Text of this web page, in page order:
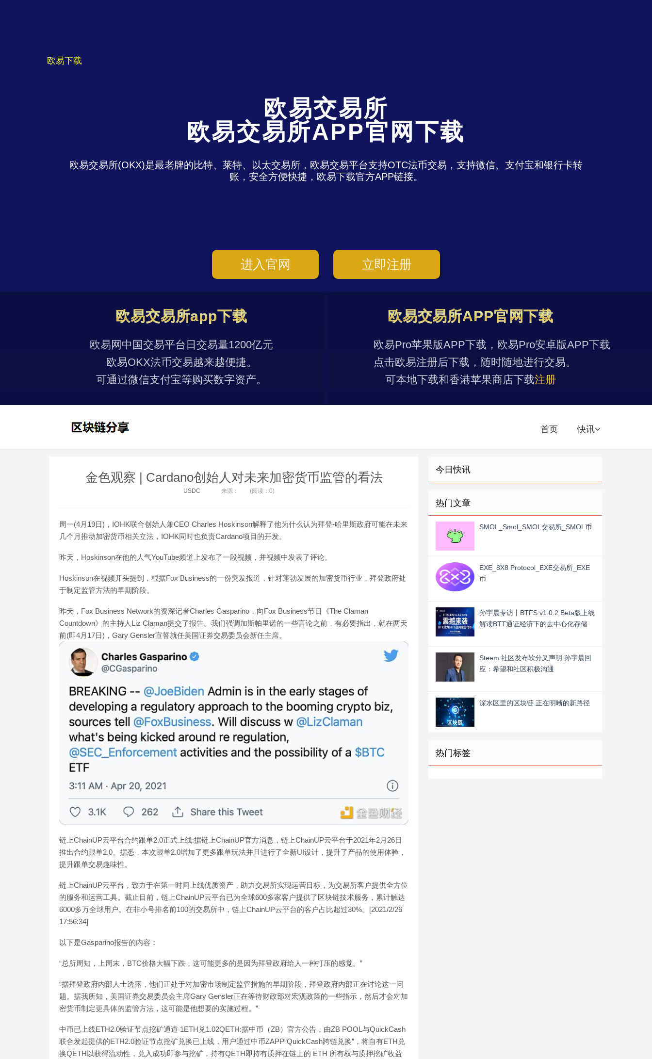
欧易下载
欧易交易所
欧易交易所APP官网下载
欧易交易所(OKX)是最老牌的比特、莱特、以太交易所，欧易交易平台支持OTC法币交易，支持微信、支付宝和银行卡转
账，安全方便快捷，欧易下载官方APP链接。
进入官网 立即注册
欧易交易所app下载
欧易网中国交易平台日交易量1200亿元
欧易OKX法币交易越来越便捷。
可通过微信支付宝等购买数字资产。
欧易交易所APP官网下载
欧易Pro苹果版APP下载，欧易Pro安卓版APP下载
点击欧易注册后下载，随时随地进行交易。
可本地下载和香港苹果商店下载注册
首页 快讯
金色观察 | Cardano创始人对未来加密货币监管的看法
USDC 来源： (阅读：0)
周一(4月19日)，IOHK联合创始人兼CEO Charles Hoskinson解释了他为什么认为拜登-哈里斯政府可能在未来
几个月推动加密货币相关立法，IOHK同时也负责Cardano项目的开发。
昨天，Hoskinson在他的人气YouTube频道上发布了一段视频，并视频中发表了评论。
Hoskinson在视频开头提到，根据Fox Business的一份突发报道，针对蓬勃发展的加密货币行业，拜登政府处
于制定监管方法的早期阶段。
昨天，Fox Business Network的资深记者Charles Gasparino，向Fox Business节目《The Claman
Countdown》的主持人Liz Claman提交了报告。我们强调加斯帕里诺的一些言论之前，有必要指出，就在两天
前(即4月17日)，Gary Gensler宣誓就任美国证券交易委员会新任主席。
链上ChainUP云平台合约跟单2.0正式上线:据链上ChainUP官方消息，链上ChainUP云平台于2021年2月26日
推出合约跟单2.0。据悉，本次跟单2.0增加了更多跟单玩法并且进行了全新UI设计，提升了产品的使用体验，
提升跟单交易趣味性。
链上ChainUP云平台，致力于在第一时间上线优质资产，助力交易所实现运营目标，为交易所客户提供全方位
的服务和运营工具。截止目前，链上ChainUP云平台已为全球600多家客户提供了区块链技术服务，累计触达
6000多万全球用户。在非小号排名前100的交易所中，链上ChainUP云平台的客户占比超过30%。[2021/2/26
17:56:34]
以下是Gasparino报告的内容：
“总所周知，上周末，BTC价格大幅下跌，这可能更多的是因为拜登政府给人一种打压的感觉。”
“据拜登政府内部人士透露，他们正处于对加密市场制定监管措施的早期阶段，拜登政府内部正在讨论这一问
题。据我所知，美国证券交易委员会主席Gary Gensler正在等待财政部对宏观政策的一些指示，然后才会对加
密货币制定更具体的监管方法，这可能是他想要的实施过程。”
中币已上线ETH2.0验证节点挖矿通道 1ETH兑1.02QETH:据中币（ZB）官方公告，由ZB POOL与QuickCash
联合发起提供的ETH2.0验证节点挖矿兑换已上线，用户通过中币ZAPP“QuickCash跨链兑换”，将自有ETH兑
换QETH以获得流动性，兑入成功即参与挖矿，持有QETH即持有质押在链上的 ETH 所有权与质押挖矿收益
今日快讯
热门文章
SMOL_Smol_SMOL交易所_SMOL币
EXE_8X8 Protocol_EXE交易所_EXE
币
孙宇晨专访丨BTFS v1.0.2 Beta版上线
解读BTT通证经济下的去中心化存储
Steem 社区发布软分叉声明 孙宇晨回
应：希望和社区积极沟通
深水区里的区块链 正在明晰的新路径
热门标签